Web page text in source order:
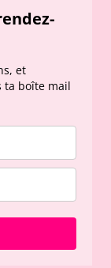
et
ta boîte mail